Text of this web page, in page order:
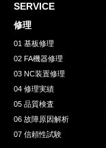
SERVICE
修理
01 基板修理
02 FA機器修理
03 NC装置修理
04 修理実績
05 品質検査
06 故障原因解析
07 信頼性試験